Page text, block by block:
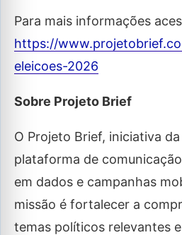
Para mais informações
https://
eleicoes-2026
Sobre Projeto Brief
O Projeto Brief, iniciativa
plataforma de
em dados e campanhas
missão é fortalecer a
temas políticos relevantes